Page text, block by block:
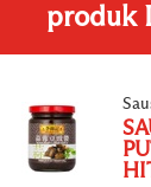
produk